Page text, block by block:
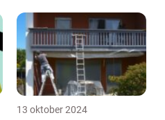
13 oktober 2024